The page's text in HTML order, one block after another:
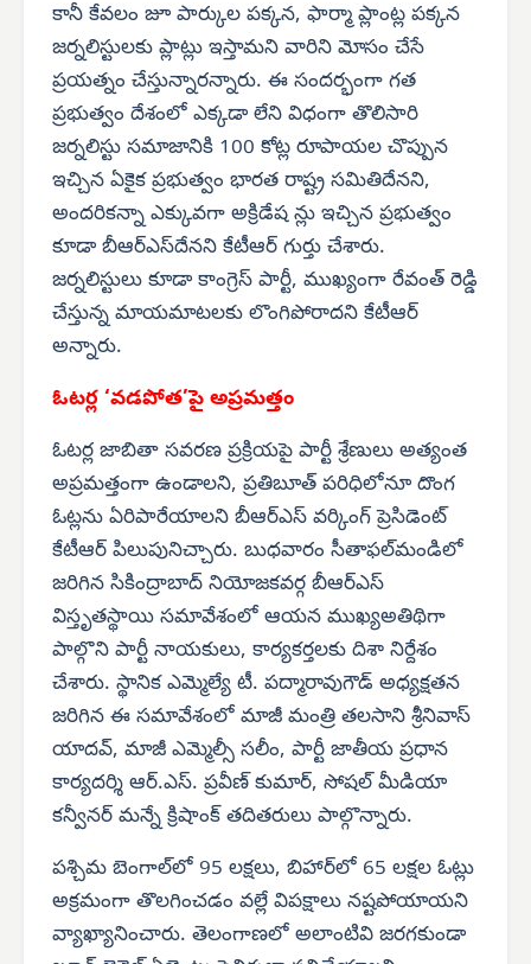
కానీ కేవలం జూ పార్కుల పక్కన, ఫార్మా ప్లాంట్ల పక్కన
జర్నలిస్టులకు ప్లాట్లు ఇస్తామని వారిని మోసం చేసే
ప్రయత్నం చేస్తున్నారన్నారు. ఈ సందర్భంగా గత
ప్రభుత్వం దేశంలో ఎక్కడా లేని విధంగా తొలిసారి
జర్నలిస్టు సమాజానికి 100 కోట్ల రూపాయల చొప్పున
ఇచ్చిన ఏకైక ప్రభుత్వం భారత రాష్ట్ర సమితిదేనని,
అందరికన్నా ఎక్కువగా అక్రిడేష న్లు ఇచ్చిన ప్రభుత్వం
కూడా బీఆర్‌ఎస్‌దేనని కేటీఆర్ గుర్తు చేశారు.
జర్నలిస్టులు కూడా కాంగ్రెస్ పార్టీ, ముఖ్యంగా రేవంత్ రెడ్డి
చేస్తున్న మాయమాటలకు లొంగిపోరాదని కేటీఆర్
అన్నారు.
ఓటర్ల ‘వడపోత’పై అప్రమత్తం
ఓటర్ల జాబితా సవరణ ప్రక్రియపై పార్టీ శ్రేణులు అత్యంత
అప్రమత్తంగా ఉండాలని, ప్రతిబూత్ పరిధిలోనూ దొంగ
ఓట్లను ఏరిపారేయాలని బీఆర్‌ఎస్ వర్కింగ్ ప్రెసిడెంట్
కేటీఆర్ పిలుపునిచ్చారు. బుధవారం సీతాఫల్‌మండిలో
జరిగిన సికింద్రాబాద్ నియోజకవర్గ బీఆర్‌ఎస్
విస్తృతస్థాయి సమావేశంలో ఆయన ముఖ్యఅతిథిగా
పాల్గొని పార్టీ నాయకులు, కార్యకర్తలకు దిశా నిర్దేశం
చేశారు. స్థానిక ఎమ్మెల్యే టీ. పద్మారావుగౌడ్ అధ్యక్షతన
జరిగిన ఈ సమావేశంలో మాజీ మంత్రి తలసాని శ్రీనివాస్
యాదవ్, మాజీ ఎమ్మెల్సీ సలీం, పార్టీ జాతీయ ప్రధాన
కార్యదర్శి ఆర్.ఎస్. ప్రవీణ్ కుమార్, సోషల్ మీడియా
కన్వీనర్ మన్నే క్రిషాంక్ తదితరులు పాల్గొన్నారు.
పశ్చిమ బెంగాల్‌లో 95 లక్షలు, బిహార్‌లో 65 లక్షల ఓట్లు
అక్రమంగా తొలగించడం వల్లే విపక్షాలు నష్టపోయాయని
వ్యాఖ్యానించారు. తెలంగాణలో అలాంటివి జరగకుండా